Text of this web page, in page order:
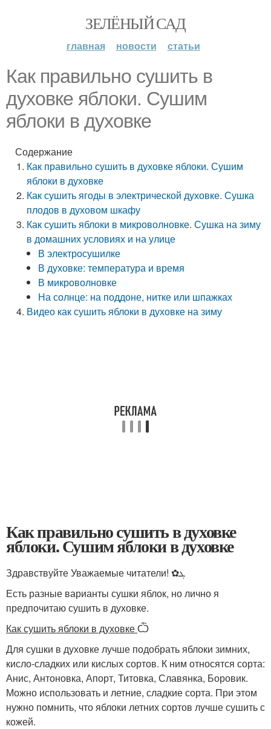
ЗЕЛЁНЫЙ САД
главная новости статьи
Как правильно сушить в
духовке яблоки. Сушим
яблоки в духовке
Содержание
Как правильно сушить в духовке яблоки. Сушим
яблоки в духовке
Как сушить ягоды в электрической духовке. Сушка
плодов в духовом шкафу
Как сушить яблоки в микроволновке. Сушка на зиму
в домашних условиях и на улице
В электросушилке
В духовке: температура и время
В микроволновке
На солнце: на поддоне, нитке или шпажках
Видео как сушить яблоки в духовке на зиму
Как правильно сушить в духовке
яблоки. Сушим яблоки в духовке
Здравствуйте Уважаемые читатели! ✿ܓ
Есть разные варианты сушки яблок, но лично я
предпочитаю сушить в духовке.
Как сушить яблоки в духовкеѼ
Для сушки в духовке лучше подобрать яблоки зимних,
кисло-сладких или кислых сортов. К ним относятся сорта:
Анис, Антоновка, Апорт, Титовка, Славянка, Боровик.
Можно использовать и летние, сладкие сорта. При этом
нужно помнить, что яблоки летних сортов лучше сушить с
кожей.